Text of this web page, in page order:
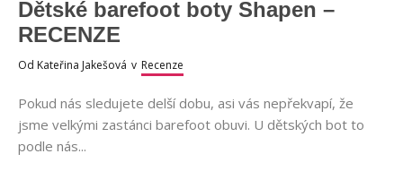
Dětské barefoot boty Shapen –
RECENZE
Od Kateřina Jakešová v Recenze
Pokud nás sledujete delší dobu, asi vás nepřekvapí, že
jsme velkými zastánci barefoot obuvi. U dětských bot to
podle nás...